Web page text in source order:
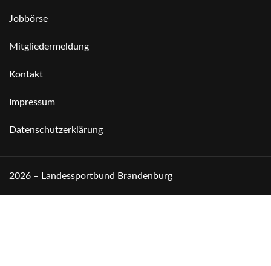
Jobbörse
Mitgliedermeldung
Kontakt
Impressum
Datenschutzerklärung
2026 – Landessportbund Brandenburg